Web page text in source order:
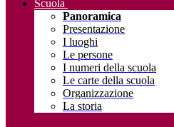
Scuola
Panoramica
Presentazione
I luoghi
Le persone
I numeri della scuola
Le carte della scuola
Organizzazione
La storia